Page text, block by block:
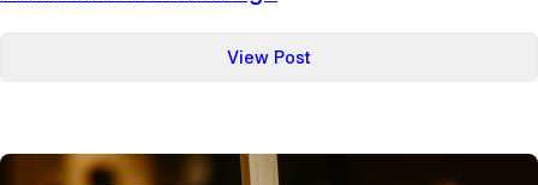
View Post:
Panneau